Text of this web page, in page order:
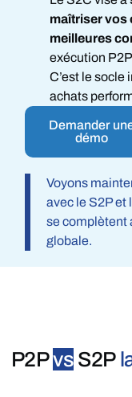
maîtriser vos
meilleures
exécution
C’est le socle
achats
Demander
démo
Voyons
avec le S2P et
se complètent
globale.
P2Pvs S2P